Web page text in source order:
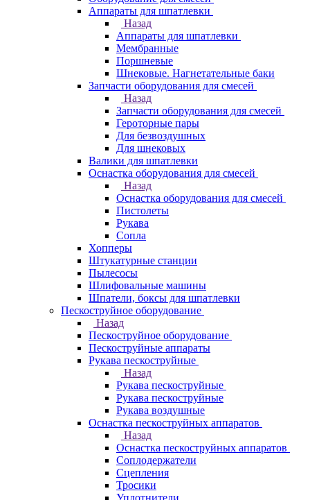
Аппараты для шпатлевки
Назад
Аппараты для шпатлевки
Мембранные
Поршневые
Шнековые. Нагнетательные баки
Запчасти оборудования для смесей
Назад
Запчасти оборудования для смесей
Героторные пары
Для безвоздушных
Для шнековых
Валики для шпатлевки
Оснастка оборудования для смесей
Назад
Оснастка оборудования для смесей
Пистолеты
Рукава
Сопла
Хопперы
Штукатурные станции
Пылесосы
Шлифовальные машины
Шпатели, боксы для шпатлевки
Пескоструйное оборудование
Назад
Пескоструйное оборудование
Пескоструйные аппараты
Рукава пескоструйные
Назад
Рукава пескоструйные
Рукава пескоструйные
Рукава воздушные
Оснастка пескоструйных аппаратов
Назад
Оснастка пескоструйных аппаратов
Соплодержатели
Сцепления
Тросики
Уплотнители